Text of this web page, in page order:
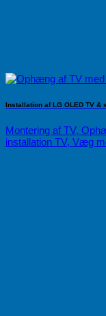
Installation af LG OLED TV &
Montering af TV,
installation TV, Væg